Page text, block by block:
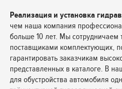
Реализация и установка
чем наша компания
больше 10 лет. Мы сотрудничаем
поставщиками комплектующих,
гарантировать заказчикам
представленных в каталоге. В
для обустройства автомобиля